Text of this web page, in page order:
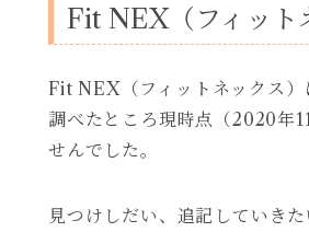
Fit NEX（フィット
Fit NEX（フィットネックス）
調べたところ現時点（2020年
せんでした。
見つけしだい、追記していきた